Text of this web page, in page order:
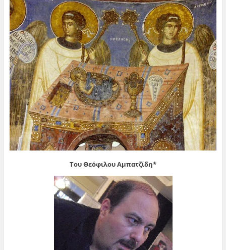
Του Θεόφιλου Αμπατζίδη*